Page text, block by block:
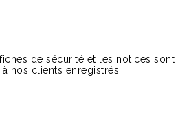
de sécurité et les notices sont
nos clients enregistrés.